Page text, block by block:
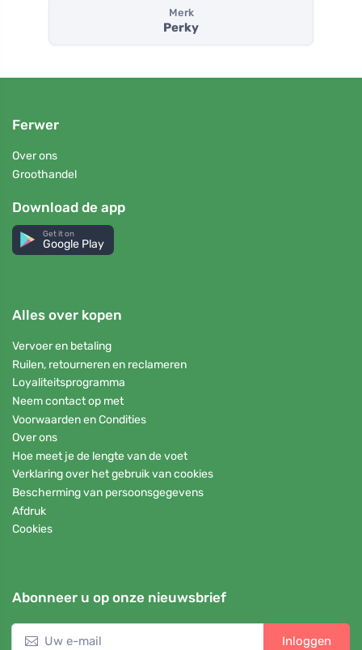
Merk
Perky
Ferwer
Over ons
Groothandel
Download de app
Get it on
Google Play
Alles over kopen
Vervoer en betaling
Ruilen, retourneren en reclameren
Loyaliteitsprogramma
Neem contact op met
Voorwaarden en Condities
Over ons
Hoe meet je de lengte van de voet
Verklaring over het gebruik van cookies
Bescherming van persoonsgegevens
Afdruk
Cookies
Abonneer u op onze nieuwsbrief
Inloggen